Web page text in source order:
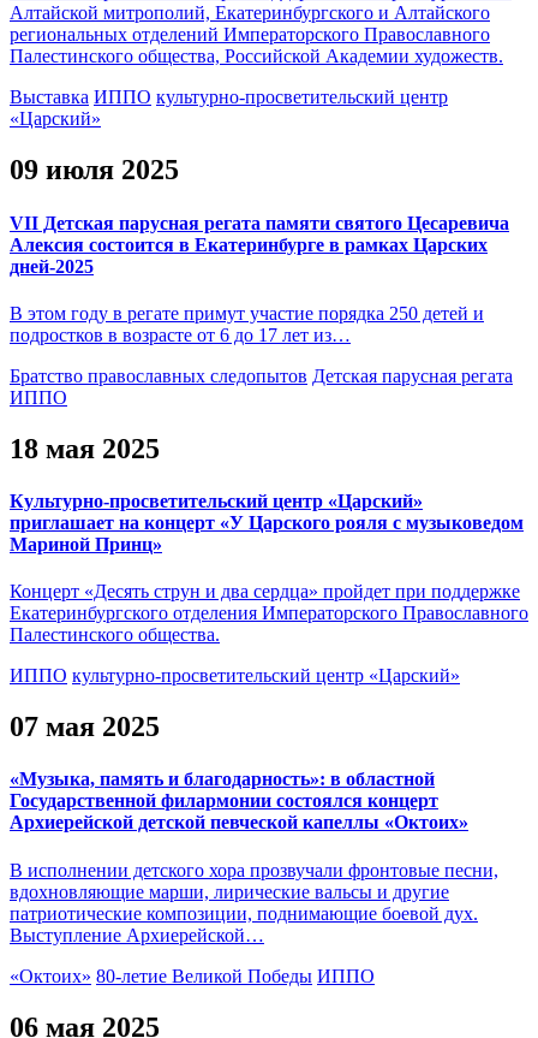
Алтайской митрополий, Екатеринбургского и Алтайского
региональных отделений Императорского Православного
Палестинского общества, Российской Академии художеств.
Выставка ИППО культурно-просветительский центр
«Царский»
09 июля 2025
VII Детская парусная регата памяти святого Цесаревича
Алексия состоится в Екатеринбурге в рамках Царских
дней-2025
В этом году в регате примут участие порядка 250 детей и
подростков в возрасте от 6 до 17 лет из…
Братство православных следопытов Детская парусная регата
ИППО
18 мая 2025
Культурно-просветительский центр «Царский»
приглашает на концерт «У Царского рояля с музыковедом
Мариной Принц»
Концерт «Десять струн и два сердца» пройдет при поддержке
Екатеринбургского отделения Императорского Православного
Палестинского общества.
ИППО культурно-просветительский центр «Царский»
07 мая 2025
«Музыка, память и благодарность»: в областной
Государственной филармонии состоялся концерт
Архиерейской детской певческой капеллы «Октоих»
В исполнении детского хора прозвучали фронтовые песни,
вдохновляющие марши, лирические вальсы и другие
патриотические композиции, поднимающие боевой дух.
Выступление Архиерейской…
«Октоих» 80-летие Великой Победы ИППО
06 мая 2025